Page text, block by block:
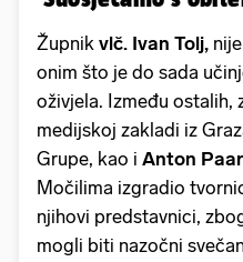
Župnik vlč. Ivan Tolj,
onim što je do sada
oživjela. Između ostalih,
medijskoj zakladi iz
Grupe, kao i Anton
Močilima izgradio
njihovi predstavnici,
mogli biti nazočni